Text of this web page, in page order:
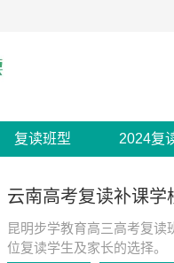
复读班型 2024复
云南高考复读补课
昆明步学教育高三高考复
位复读学生及家长的选择。